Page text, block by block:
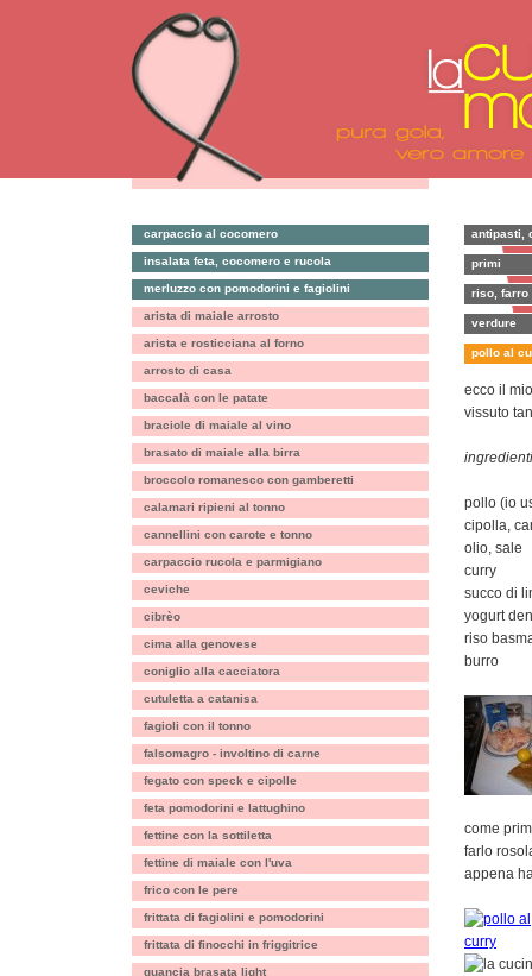
antipasti,
primi
riso, farro
verdure
carpaccio al cocomero
insalata feta, cocomero e rucola
merluzzo con pomodorini e fagiolini
arista di maiale arrosto
arista e rosticciana al forno
arrosto di casa
baccalà con le patate
braciole di maiale al vino
brasato di maiale alla birra
broccolo romanesco con gamberetti
calamari ripieni al tonno
cannellini con carote e tonno
carpaccio rucola e parmigiano
ceviche
cibrèo
cima alla genovese
coniglio alla cacciatora
cutuletta a catanisa
fagioli con il tonno
falsomagro - involtino di carne
fegato con speck e cipolle
feta pomodorini e lattughino
fettine con la sottiletta
fettine di maiale con l'uva
frico con le pere
frittata di fagiolini e pomodorini
frittata di finocchi in friggitrice
guancia brasata light
pollo al
ecco il
vissuto
pollo (io
cipolla,
olio, sale
curry
succo di
yogurt
riso
burro
come
farlo
appena